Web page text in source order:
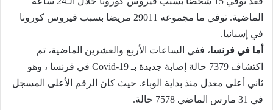
الماضية. توفي ما مجموعه 29011 مريضا بسبب فيروس كورونا
في إسبانيا.
أما في فرنسا، ففي الساعات الأربع والعشرين الماضية، تم
اكتشاف 7379 حالة إصابة جديدة بـ Covid-19 في فرنسا ، وهو
ثاني أعلى معدل منذ بداية الوباء. حيث كان الرقم الأعلى المسجل
في 31 مارس الماضي 7578 حالة.